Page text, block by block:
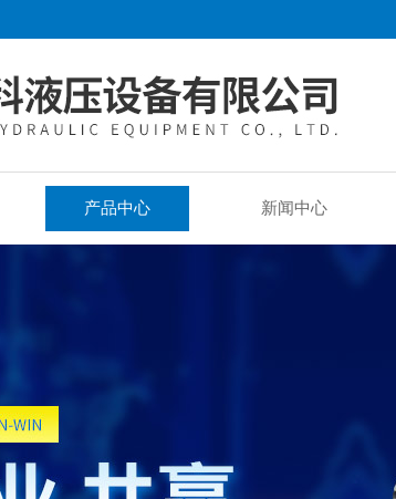
产品中心 新闻中心